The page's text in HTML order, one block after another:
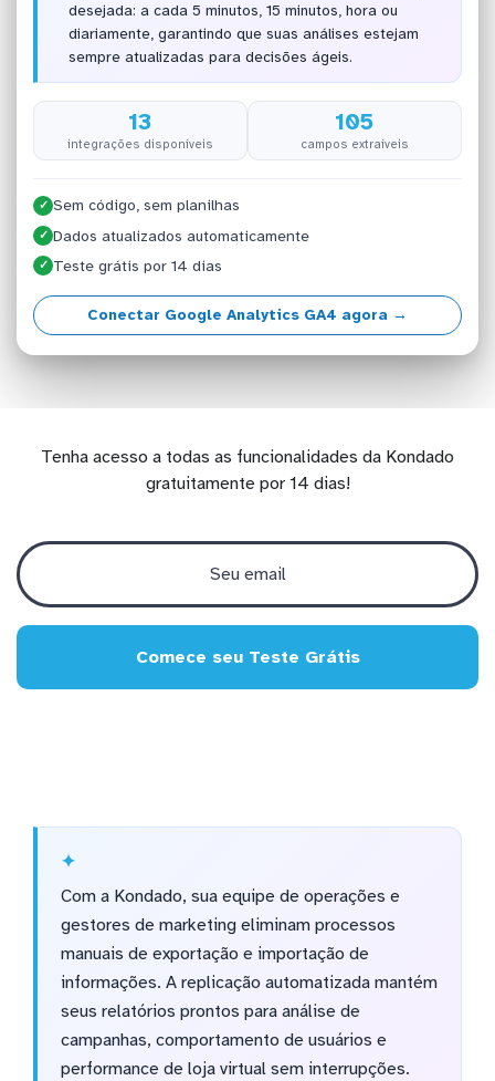
desejada: a cada 5 minutos, 15 minutos, hora ou
diariamente, garantindo que suas análises estejam
sempre atualizadas para decisões ágeis.
13
integrações disponíveis
105
campos extraíveis
✓ Sem código, sem planilhas
✓ Dados atualizados automaticamente
✓ Teste grátis por 14 dias
Conectar Google Analytics GA4 agora →
Tenha acesso a todas as funcionalidades da Kondado
gratuitamente por 14 dias!
Comece seu Teste Grátis
Com a Kondado, sua equipe de operações e
gestores de marketing eliminam processos
manuais de exportação e importação de
informações. A replicação automatizada mantém
seus relatórios prontos para análise de
campanhas, comportamento de usuários e
performance de loja virtual sem interrupções.